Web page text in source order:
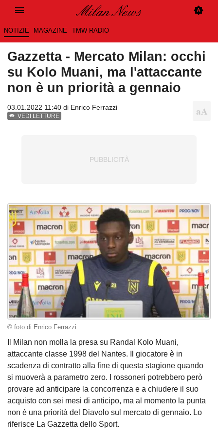
NOTIZIE MAGAZINE TMW RADIO
Gazzetta - Mercato Milan: occhi
su Kolo Muani, ma l'attaccante
non è un priorità a gennaio
03.01.2022 11:40 di Enrico Ferrazzi
VEDI LETTURE
© foto di Enrico Ferrazzi
Il Milan non molla la presa su Randal Kolo Muani,
attaccante classe 1998 del Nantes. Il giocatore è in
scadenza di contratto alla fine di questa stagione quando
si muoverà a parametro zero. I rossoneri potrebbero però
provare ad anticipare la concorrenza e a chiudere il suo
acquisto con sei mesi di anticipo, ma al momento la punta
non è una priorità del Diavolo sul mercato di gennaio. Lo
riferisce La Gazzetta dello Sport.